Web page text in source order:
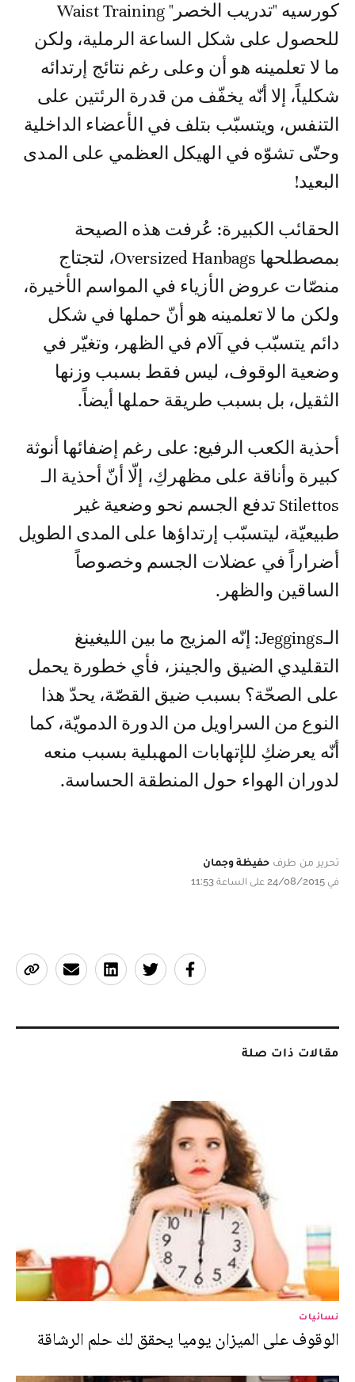
كورسيه "تدريب الخصر" Waist Training
للحصول على شكل الساعة الرملية، ولكن
ما لا تعلمينه هو أن وعلى رغم نتائج إرتدائه
شكلياً، إلا أنّه يخفّف من قدرة الرئتين على
التنفس، ويتسبّب بتلف في الأعضاء الداخلية
وحتّى تشوّه في الهيكل العظمي على المدى
البعيد!
الحقائب الكبيرة: عُرفت هذه الصيحة
بمصطلحها Oversized Hanbags، لتجتاج
منصّات عروض الأزياء في المواسم الأخيرة،
ولكن ما لا تعلمينه هو أنّ حملها في شكل
دائم يتسبّب في آلام في الظهر، وتغيّر في
وضعية الوقوف، ليس فقط بسبب وزنها
الثقيل، بل بسبب طريقة حملها أيضاً.
أحذية الكعب الرفيع: على رغم إضفائها أنوثة
كبيرة وأناقة على مظهركِ، إلّا أنّ أحذية الـ
Stilettos تدفع الجسم نحو وضعية غير
طبيعيّة، ليتسبّب إرتداؤها على المدى الطويل
أضراراً في عضلات الجسم وخصوصاً
الساقين والظهر.
الـJeggings: إنّه المزيج ما بين الليغينغ
التقليدي الضيق والجينز، فأي خطورة يحمل
على الصحّة؟ بسبب ضيق القصّة، يحدّ هذا
النوع من السراويل من الدورة الدمويّة، كما
أنّه يعرضكِ للإتهابات المهبلية بسبب منعه
لدوران الهواء حول المنطقة الحساسة.
تحرير من طرف حفيظة وجمان
في 24/08/2015 على الساعة 11:53
مقالات ذات صلة
نسائيات
الوقوف على الميزان يوميا يحقق لك حلم الرشاقة